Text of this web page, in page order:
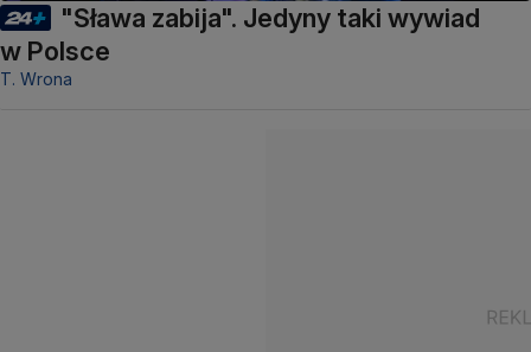
"Sława zabija". Jedyny taki wywiad
w Polsce
T. Wrona